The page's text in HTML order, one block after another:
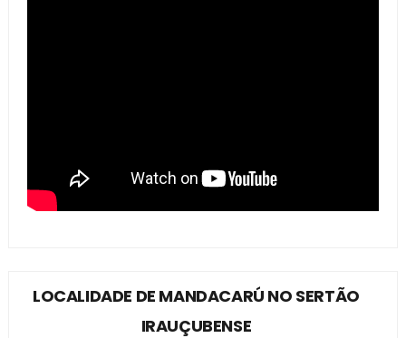
LOCALIDADE DE MANDACARÚ NO SERTÃO
IRAUÇUBENSE